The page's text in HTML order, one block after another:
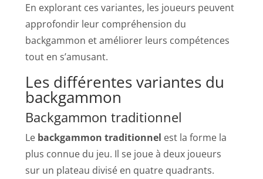
En explorant ces variantes, les joueurs peuvent
approfondir leur compréhension du
backgammon et améliorer leurs compétences
tout en s’amusant.
Les différentes variantes du
backgammon
Backgammon traditionnel
Le backgammon traditionnel est la forme la
plus connue du jeu. Il se joue à deux joueurs
sur un plateau divisé en quatre quadrants.